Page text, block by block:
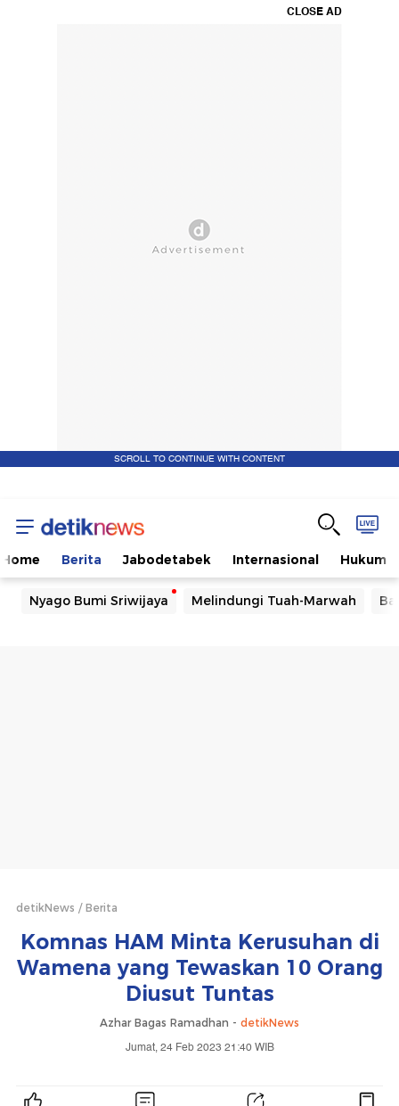
CLOSE AD
SCROLL TO CONTINUE WITH CONTENT
Home Berita Jabodetabek Internasional Hukum
Nyago Bumi Sriwijaya Melindungi Tuah-Marwah
detikNews Berita
Komnas HAM Minta Kerusuhan di
Wamena yang Tewaskan 10 Orang
Diusut Tuntas
Azhar Bagas Ramadhan - detikNews
Jumat, 24 Feb 2023 21:40 WIB